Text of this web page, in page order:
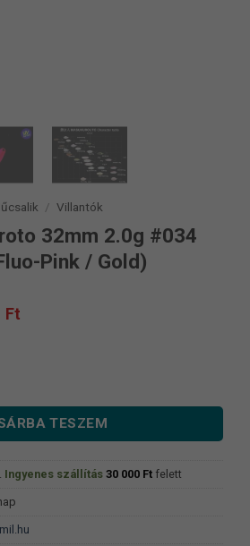
/ Villantók
32mm 2.0g #034
Pink / Gold)
Ft
280 Ft.
2.0g #034 kanál villantó (Fluo-Pink
TESZEM
Ingyenes szállítás 30 000 Ftfelett